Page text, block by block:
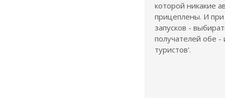
которой никакие
прицеплены. И при
запусков -
получателей обе
туристов'.